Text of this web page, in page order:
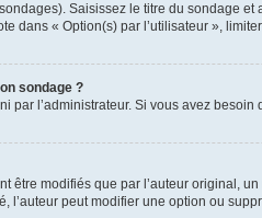
Saisissez le titre du sondage
dans « Option(s) par l’utilisateur »,
sondage ?
par l’administrateur. Si vous avez besoin
être modifiés que par l’auteur original,
l’auteur peut modifier une option ou